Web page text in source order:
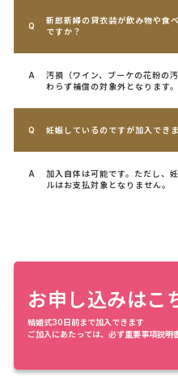
新郎新婦の貸衣装が飲み物や食
ですか？
汚損（ワイン、ブーケの花粉の
わらず補償の対象外となります。
妊娠しているのですが加入でき
加入自体は可能です。ただし、
ルはお支払対象となりません。
お申し込みはこ
結婚式30日前まで加入できます
ご加入にあたっては、必ず重要事項説明